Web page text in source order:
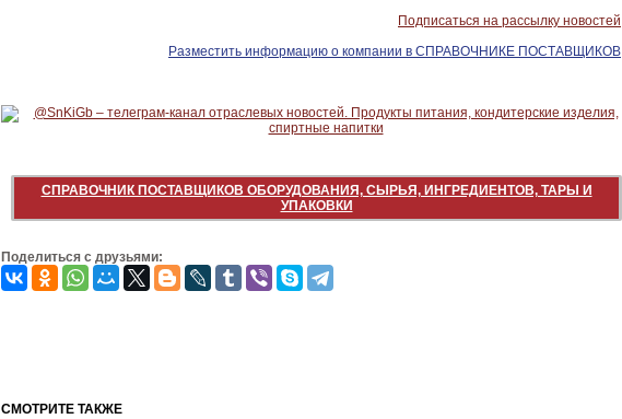
Подписаться на рассылку новостей
Разместить информацию о компании в СПРАВОЧНИКЕ ПОСТАВЩИКОВ
СПРАВОЧНИК ПОСТАВЩИКОВ ОБОРУДОВАНИЯ, СЫРЬЯ, ИНГРЕДИЕНТОВ, ТАРЫ И
УПАКОВКИ
Поделиться с друзьями:
CМОТРИТЕ ТАКЖЕ